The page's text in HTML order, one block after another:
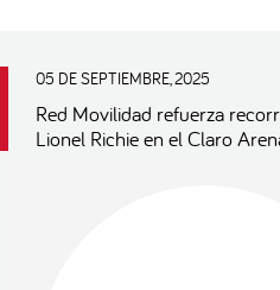
05 DE SEPTIEMBRE, 2025
Red Movilidad refuerza
Lionel Richie en el Claro